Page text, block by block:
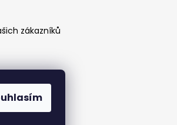
zákazníků